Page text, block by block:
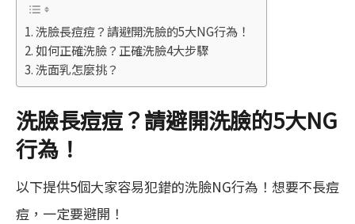
洗臉長痘痘？請避開洗臉的5大NG行為！
如何正確洗臉？正確洗臉4大步驟
洗面乳怎麼挑？
洗臉長痘痘？請避開洗臉的5大NG
行為！
以下提供5個大家容易犯錯的洗臉NG行為！想要不長痘
痘，一定要避開！